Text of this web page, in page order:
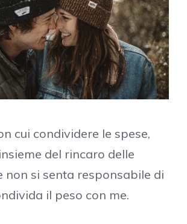
cui condividere le spese,
del rincaro delle
non si senta responsabile di
il peso con me.